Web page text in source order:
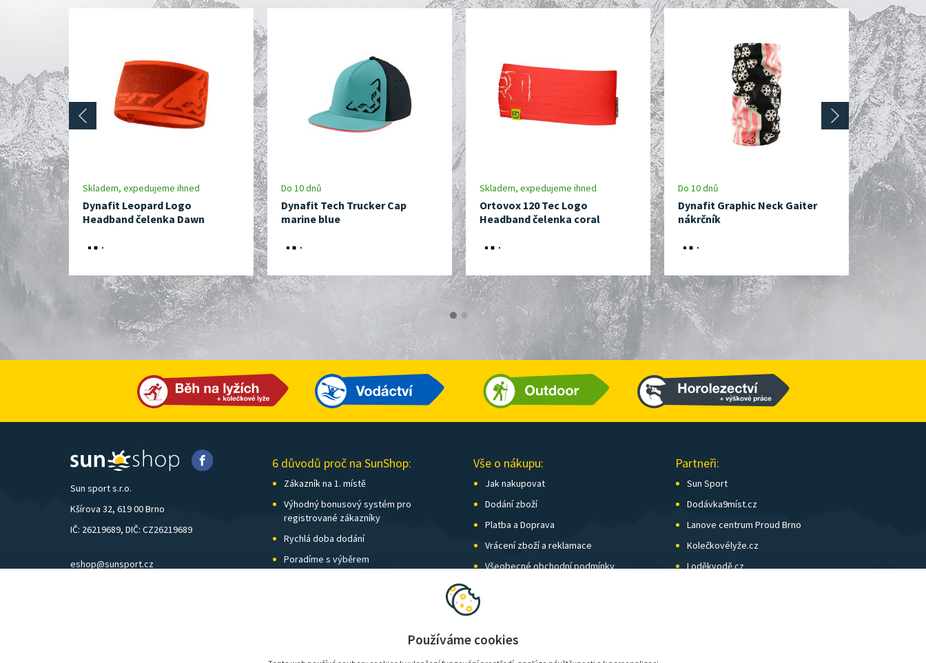
Skladem, expedujeme ihned
Dynafit Leopard Logo
Headband čelenka Dawn
Do 10 dnů
Dynafit Tech Trucker Cap
marine blue
Skladem, expedujeme ihned
Ortovox 120 Tec Logo
Headband čelenka coral
Do 10 dnů
Dynafit Graphic Neck Gaiter
nákrčník
Do 5 dnů
Pingu
Sun sport s.r.o.
Kšírova 32, 619 00 Brno
IČ: 26219689, DIČ: CZ26219689
eshop@sunsport.cz
6 důvodů proč na SunShop:
Zákazník na 1. místě
Výhodný bonusový systém pro
registrované zákazníky
Rychlá doba dodání
Poradíme s výběrem
Vše o nákupu:
Jak nakupovat
Dodání zboží
Platba a Doprava
Vrácení zboží a reklamace
Všeobecné obchodní podmínky
Partneři:
Sun Sport
Dodávka9míst.cz
Lanove centrum Proud Brno
Kolečkovélyže.cz
Loděkvodě.cz
Používáme cookies